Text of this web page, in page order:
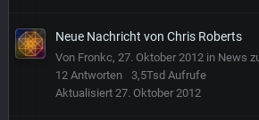
Neue Nachricht von Chris Roberts
Von Fronkc, 27. Oktober 2012 in News
12 Antworten 3,5Tsd Aufrufe
Aktualisiert 27. Oktober 2012